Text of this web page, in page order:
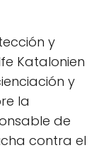
y
Katalonien
y
la
de
contra el